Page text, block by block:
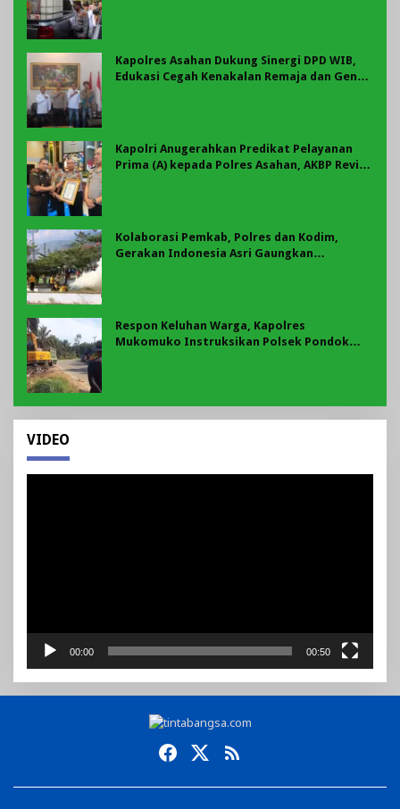
Kapolres Asahan Dukung Sinergi DPD WIB,
Edukasi Cegah Kenakalan Remaja dan Geng
Kapolri Anugerahkan Predikat Pelayanan
Prima (A) kepada Polres Asahan, AKBP Revi
Kolaborasi Pemkab, Polres dan Kodim,
Gerakan Indonesia Asri Gaungkan
Respon Keluhan Warga, Kapolres
Mukomuko Instruksikan Polsek Pondok
VIDEO
00:00 00:50